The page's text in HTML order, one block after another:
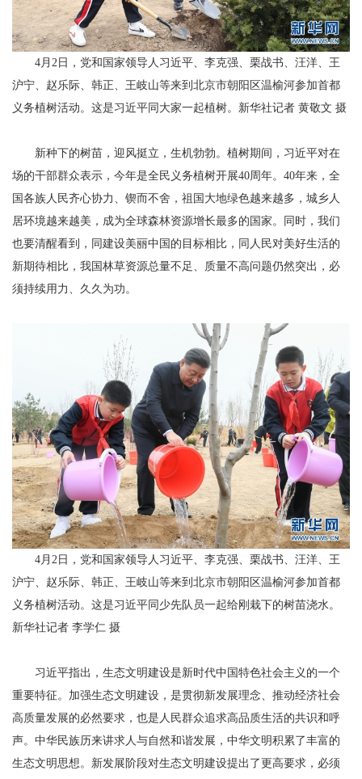
4月2日，党和国家领导人习近平、李克强、栗战书、汪洋、王
沪宁、赵乐际、韩正、王岐山等来到北京市朝阳区温榆河参加首都
义务植树活动。这是习近平同大家一起植树。新华社记者 黄敬文 摄
新种下的树苗，迎风挺立，生机勃勃。植树期间，习近平对在
场的干部群众表示，今年是全民义务植树开展40周年。40年来，全
国各族人民齐心协力、锲而不舍，祖国大地绿色越来越多，城乡人
居环境越来越美，成为全球森林资源增长最多的国家。同时，我们
也要清醒看到，同建设美丽中国的目标相比，同人民对美好生活的
新期待相比，我国林草资源总量不足、质量不高问题仍然突出，必
须持续用力、久久为功。
4月2日，党和国家领导人习近平、李克强、栗战书、汪洋、王
沪宁、赵乐际、韩正、王岐山等来到北京市朝阳区温榆河参加首都
义务植树活动。这是习近平同少先队员一起给刚栽下的树苗浇水。
新华社记者 李学仁 摄
习近平指出，生态文明建设是新时代中国特色社会主义的一个
重要特征。加强生态文明建设，是贯彻新发展理念、推动经济社会
高质量发展的必然要求，也是人民群众追求高品质生活的共识和呼
声。中华民族历来讲求人与自然和谐发展，中华文明积累了丰富的
生态文明思想。新发展阶段对生态文明建设提出了更高要求，必须